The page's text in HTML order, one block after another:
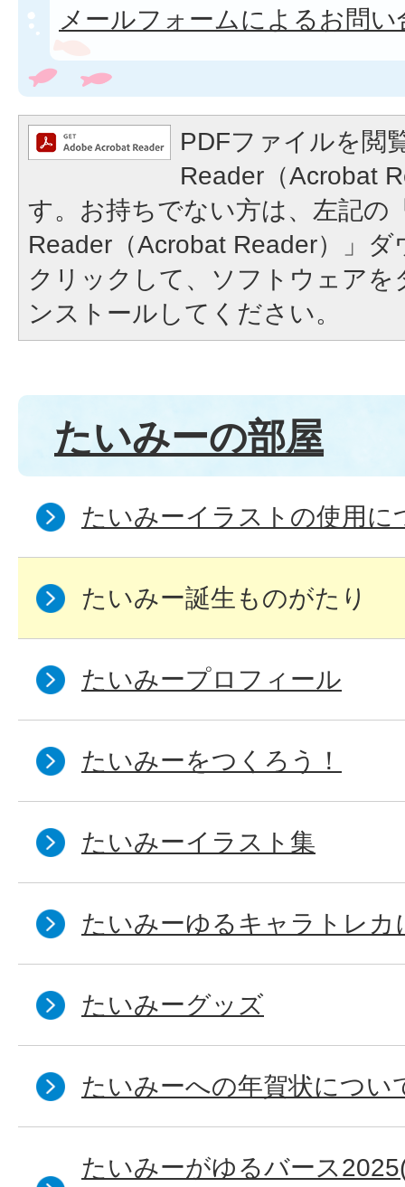
メールフォームによるお問い
PDFファイルを閲
Reader（Acrobat
す。お持ちでない方は、左記の
Reader（Acrobat Reader）」
クリックして、ソフトウェア
ンストールしてください。
たいみーの部屋
たいみーイラストの使用に
たいみー誕生ものがたり
たいみープロフィール
たいみーをつくろう！
たいみーイラスト集
たいみーゆるキャラトレカ
たいみーグッズ
たいみーへの年賀状につい
たいみーがゆるバース